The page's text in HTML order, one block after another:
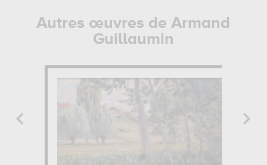
Autres œuvres de Armand
Guillaumin